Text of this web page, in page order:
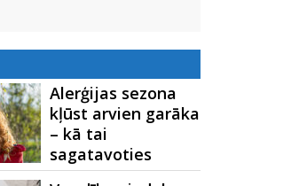
Alerģijas sezona
kļūst arvien garāka
– kā tai
sagatavoties